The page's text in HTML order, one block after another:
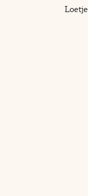
Loetje